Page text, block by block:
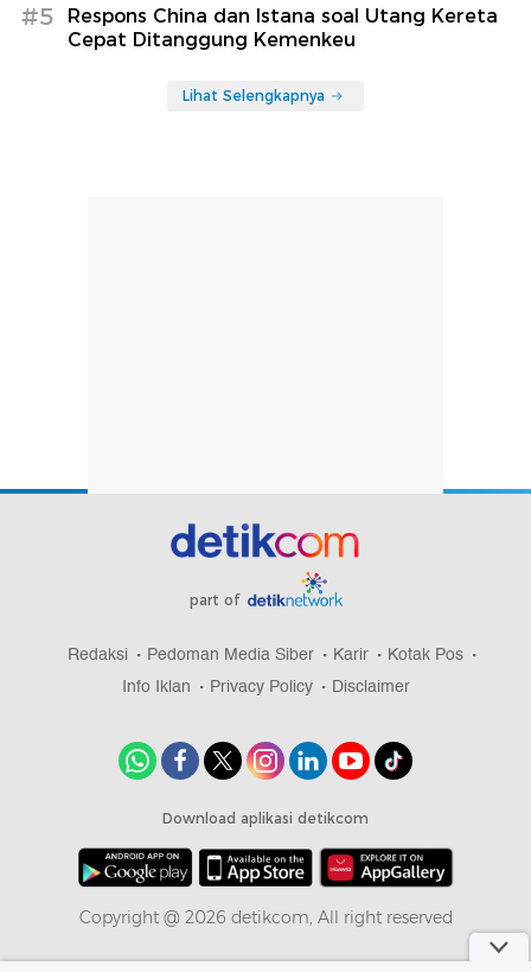
#5
Respons China dan Istana soal Utang Kereta
Cepat Ditanggung Kemenkeu
Lihat Selengkapnya
part of
Redaksi Pedoman Media Siber Karir
Kotak Pos
Info Iklan
Privacy Policy Disclaimer
Download aplikasi detikcom
Copyright @ 2026 detikcom, All right reserved